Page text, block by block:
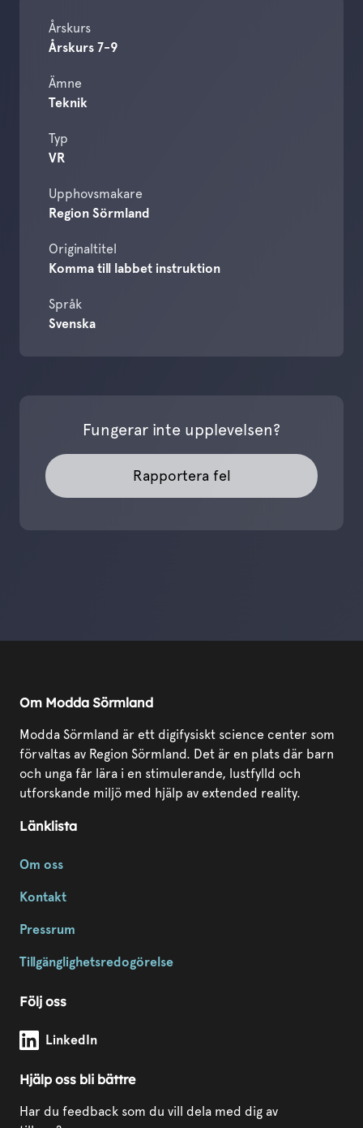
Årskurs
Årskurs 7-9
Ämne
Teknik
Typ
VR
Upphovsmakare
Region Sörmland
Originaltitel
Komma till labbet instruktion
Språk
Svenska
Fungerar inte upplevelsen?
Rapportera fel
Om Modda Sörmland
Modda Sörmland är ett digifysiskt science center som
förvaltas av Region Sörmland. Det är en plats där barn
och unga får lära i en stimulerande, lustfylld och
utforskande miljö med hjälp av extended reality.
Länklista
Om oss
Kontakt
Pressrum
Tillgänglighetsredogörelse
Följ oss
Modda Sörmland på
LinkedIn
Hjälp oss bli bättre
Har du feedback som du vill dela med dig av